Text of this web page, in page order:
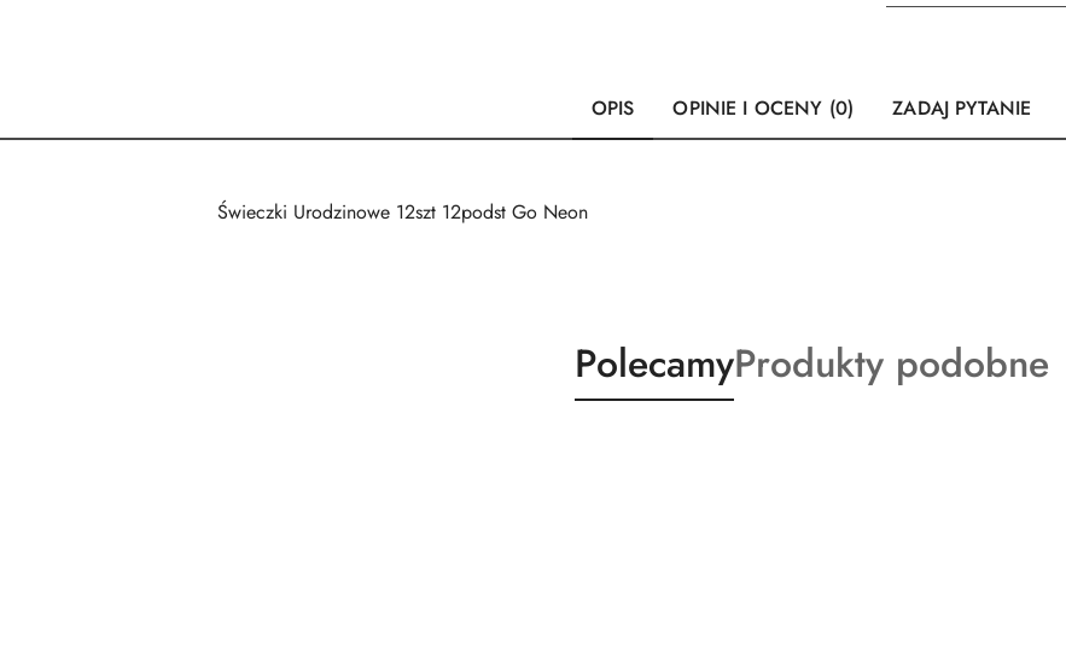
OPIS OPINIE I OCENY (0) ZADAJ PYTANIE
Świeczki Urodzinowe 12szt 12podst Go Neon
Produkty
o
PolecamyProdukty
o
Produkty podobne